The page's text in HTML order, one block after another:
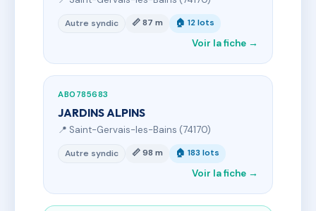
Autre syndic 📏 87 m 🏠 12 lots
Voir la fiche →
AB0785683
JARDINS ALPINS
📍 Saint-Gervais-les-Bains (74170)
Autre syndic 📏 98 m 🏠 183 lots
Voir la fiche →